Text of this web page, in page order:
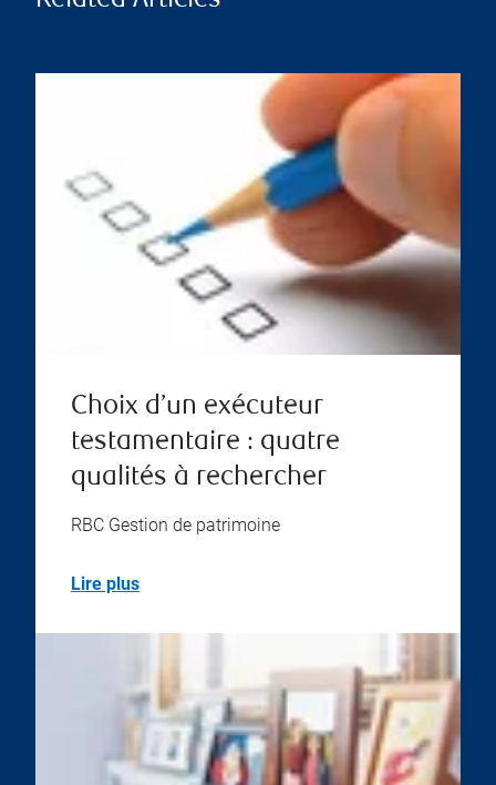
Choix d’un exécuteur
testamentaire : quatre
qualités à rechercher
RBC Gestion de patrimoine
Lire plus